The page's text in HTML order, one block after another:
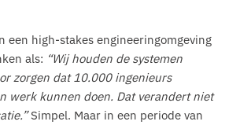
een high-stakes engineeringomgeving
als: “Wij houden de systemen
zorgen dat 10.000 ingenieurs
werk kunnen doen. Dat verandert niet
Simpel. Maar in een periode van